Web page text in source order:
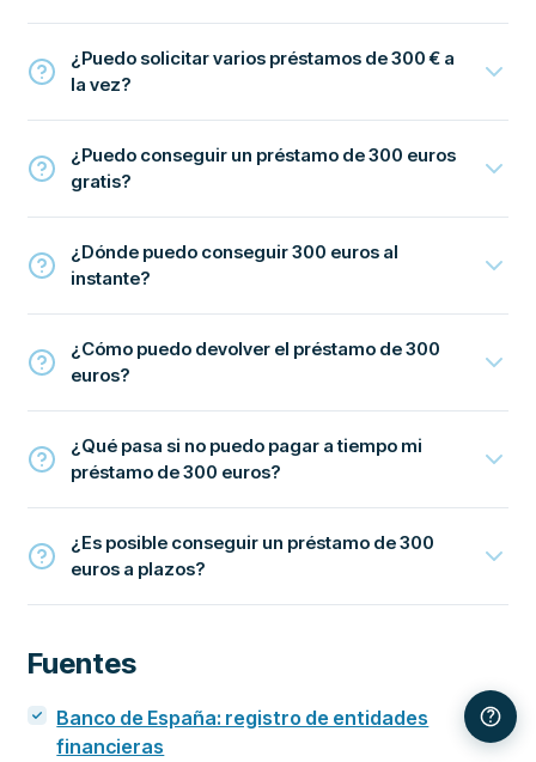
¿Puedo solicitar varios préstamos de 300 € a
la vez?
¿Puedo conseguir un préstamo de 300 euros
gratis?
¿Dónde puedo conseguir 300 euros al
instante?
¿Cómo puedo devolver el préstamo de 300
euros?
¿Qué pasa si no puedo pagar a tiempo mi
préstamo de 300 euros?
¿Es posible conseguir un préstamo de 300
euros a plazos?
Fuentes
Banco de España: registro de entidades
financieras